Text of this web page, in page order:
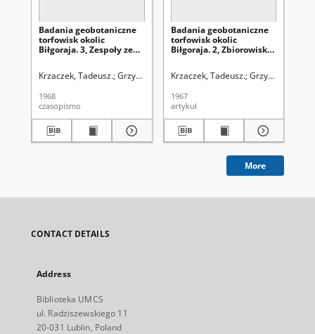
Badania geobotaniczne
torfowisk okolic
Biłgoraja. 3, Zespoły ze
Krzaczek, Tadeusz. Grzycki, Stanisław (1910-1978). Redaktor sekcji
1968
czasopismo
Badania geobotaniczne
torfowisk okolic
Biłgoraja. 2, Zbiorowiska
Krzaczek, Tadeusz. Grzycki,
1967
artykuł
More
CONTACT DETAILS
Address
Biblioteka UMCS
ul. Radziszewskiego 11
20-031 Lublin, Poland